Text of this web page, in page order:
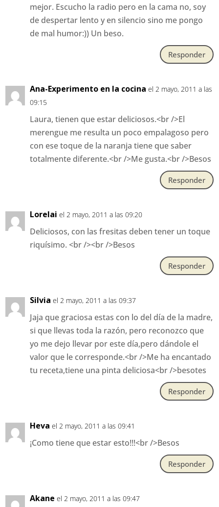
mejor. Escucho la radio pero en la cama no, soy
de despertar lento y en silencio sino me pongo
de mal humor:)) Un beso.
Responder
Ana-Experimento en la cocina el 2 mayo, 2011 a las
09:15
Laura, tienen que estar deliciosos.<br />El
merengue me resulta un poco empalagoso pero
con ese toque de la naranja tiene que saber
totalmente diferente.<br />Me gusta.<br />Besos
Responder
Lorelai el 2 mayo, 2011 a las 09:20
Deliciosos, con las fresitas deben tener un toque
riquísimo. <br /><br />Besos
Responder
Silvia el 2 mayo, 2011 a las 09:37
Jaja que graciosa estas con lo del día de la madre,
si que llevas toda la razón, pero reconozco que
yo me dejo llevar por este día,pero dándole el
valor que le corresponde.<br />Me ha encantado
tu receta,tiene una pinta deliciosa<br />besotes
Responder
Heva el 2 mayo, 2011 a las 09:41
¡Como tiene que estar esto!!!<br />Besos
Responder
Akane el 2 mayo, 2011 a las 09:47